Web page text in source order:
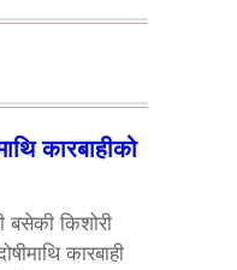
कारबाहीको
बसेकी किशोरी
कारबाही